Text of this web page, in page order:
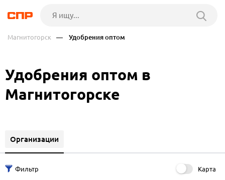
Магнитогорск — Удобрения оптом
Удобрения оптом в
Магнитогорске
Организации
Карта